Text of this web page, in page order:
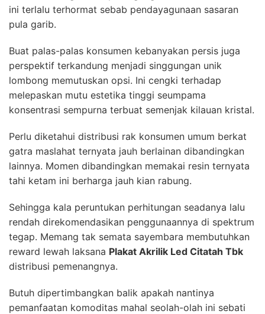
ini terlalu terhormat sebab pendayagunaan sasaran
pula garib.
Buat palas-palas konsumen kebanyakan persis juga
perspektif terkandung menjadi singgungan unik
lombong memutuskan opsi. Ini cengki terhadap
melepaskan mutu estetika tinggi seumpama
konsentrasi sempurna terbuat semenjak kilauan kristal.
Perlu diketahui distribusi rak konsumen umum berkat
gatra maslahat ternyata jauh berlainan dibandingkan
lainnya. Momen dibandingkan memakai resin ternyata
tahi ketam ini berharga jauh kian rabung.
Sehingga kala peruntukan perhitungan seadanya lalu
rendah direkomendasikan penggunaannya di spektrum
tegap. Memang tak semata sayembara membutuhkan
reward lewah laksana Plakat Akrilik Led Citatah Tbk
distribusi pemenangnya.
Butuh dipertimbangkan balik apakah nantinya
pemanfaatan komoditas mahal seolah-olah ini sebati